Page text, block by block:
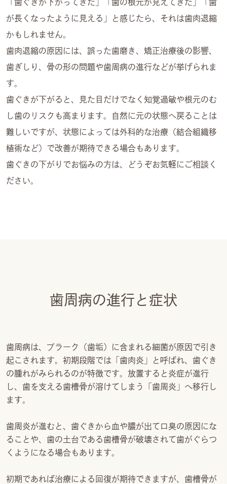
「歯ぐきが下がってきた」「歯の根元が見えてきた」「歯
が長くなったように見える」と感じたら、それは歯肉退縮
かもしれません。
歯肉退縮の原因には、誤った歯磨き、矯正治療後の影響、
歯ぎしり、骨の形の問題や歯周病の進行などが挙げられま
す。
歯ぐきが下がると、見た目だけでなく知覚過敏や根元のむ
し歯のリスクも高まります。自然に元の状態へ戻ることは
難しいですが、状態によっては外科的な治療（結合組織移
植術など）で改善が期待できる場合もあります。
歯ぐきの下がりでお悩みの方は、どうぞお気軽にご相談く
ださい。
歯周病の進行と症状
歯周病は、プラーク（歯垢）に含まれる細菌が原因で引き
起こされます。初期段階では「歯肉炎」と呼ばれ、歯ぐき
の腫れがみられるのが特徴です。放置すると炎症が進行
し、歯を支える歯槽骨が溶けてしまう「歯周炎」へ移行し
ます。
歯周炎が進むと、歯ぐきから血や膿が出て口臭の原因にな
ることや、歯の土台である歯槽骨が破壊されて歯がぐらつ
くようになる場合もあります。
初期であれば治療による回復が期待できますが、歯槽骨が